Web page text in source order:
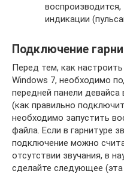
индикации
Подключение
Перед тем, как
Windows 7, необходимо
передней панели
(как правильно
необходимо запустить
файла. Если в гарнитуре
подключение можно
отсутствии звучания, в
сделайте следующее